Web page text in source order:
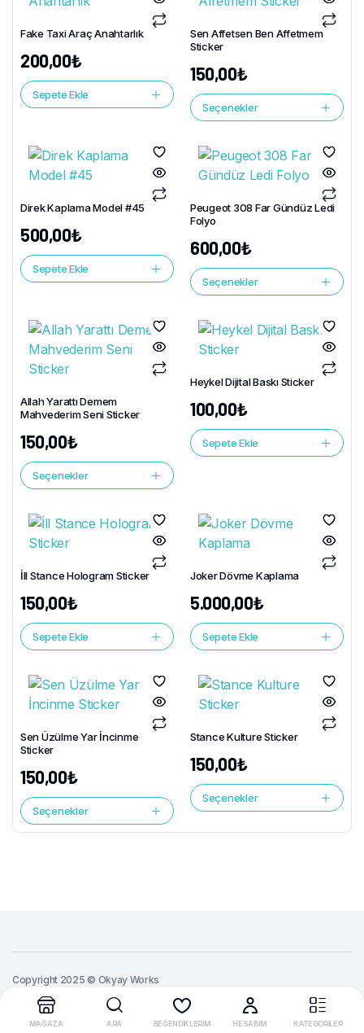
Fake Taxi Araç Anahtarlık
200,00₺
Sepete Ekle
Sen Affetsen Ben Affetmem
Sticker
150,00₺
Seçenekler
Direk Kaplama Model #45
500,00₺
Sepete Ekle
Peugeot 308 Far Gündüz Ledi
Folyo
600,00₺
Seçenekler
Allah Yarattı Demem
Mahvederim Seni Sticker
150,00₺
Seçenekler
Heykel Dijital Baskı Sticker
100,00₺
Sepete Ekle
İll Stance Hologram Sticker
150,00₺
Sepete Ekle
Joker Dövme Kaplama
5.000,00₺
Sepete Ekle
Sen Üzülme Yar İncinme
Sticker
150,00₺
Seçenekler
Stance Kulture Sticker
150,00₺
Seçenekler
Copyright 2025 © Okyay Works
MAĞAZA ARA BEĞENDİKLERİM HESABIM KATEGORİLER